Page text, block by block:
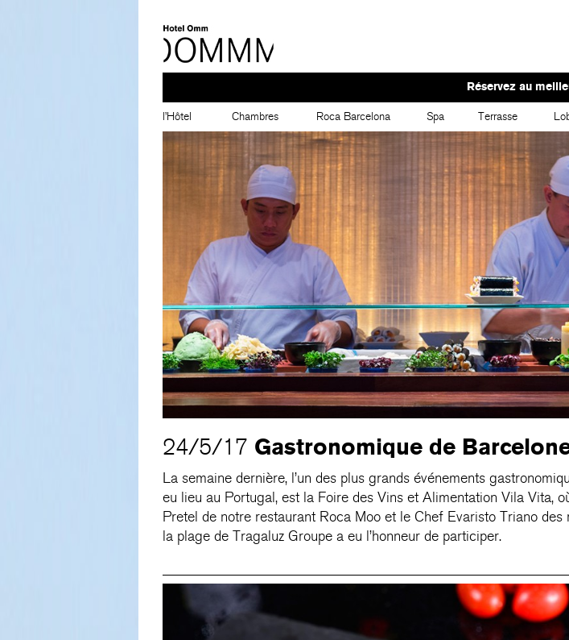
Réservez au
l’Hôtel Chambres Roca Barcelona Spa Terrasse
24/5/17 Gastronomique de
La semaine dernière, l’un des plus grands événements
eu lieu au Portugal, est la Foire des Vins et Alimentation Vila Vita,
Pretel de notre restaurant Roca Moo et le Chef Evaristo Triano des
la plage de Tragaluz Groupe a eu l’honneur de participer.